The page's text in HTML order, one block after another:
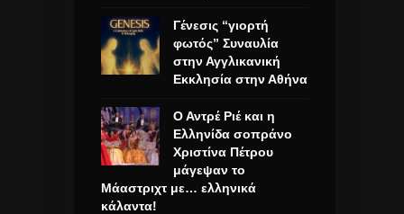
Γένεσις “γιορτή
φωτός” Συναυλία
στην Αγγλικανική
Εκκλησία στην Αθήνα
Ο Αντρέ Ριέ και η
Ελληνίδα σοπράνο
Χριστίνα Πέτρου
μάγεψαν το
Μάαστριχτ με… ελληνικά
κάλαντα!